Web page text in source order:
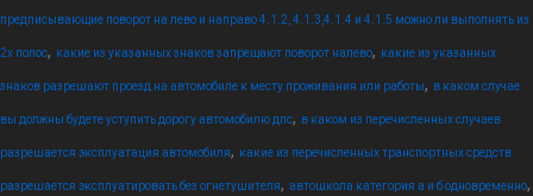
предписывающие поворот на лево и направо 4.1.2, 4.1.3,4.1.4 и 4.1.5 можно ли выполнять из
2х полос, какие из указанных знаков запрещают поворот налево, какие из указанных
знаков разрешают проезд на автомобиле к месту проживания или работы, в каком случае
вы должны будете уступить дорогу автомобилю дпс, в каком из перечисленных случаев
разрешается эксплуатация автомобиля, какие из перечисленных транспортных средств
разрешается эксплуатировать без огнетушителя, автошкола категория а и б одновременно,